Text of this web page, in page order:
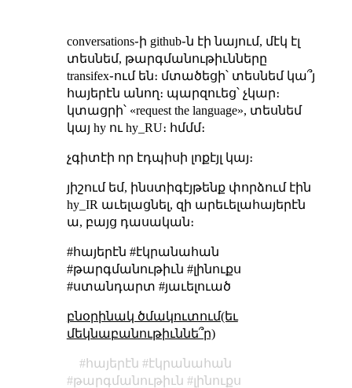
conversations֊ի github֊ն էի նայում, մէկ էլ
տեսնեմ, թարգմանութիւնները
transifex֊ում են։ մտածեցի՝ տեսնեմ կա՞յ
հայերէն անող։ պարզուեց՝ չկար։
կտացրի՝ «request the language», տեսնեմ
կայ hy ու hy_RU։ հմմմ։
չգիտէի որ էդպիսի լոքէյլ կայ։
յիշում եմ, ինստիգէյթենք փորձում էին
hy_IR աւելացնել, զի արեւելահայերէն
ա, բայց դասական։
#հայերէն #էկրանահան
#թարգմանութիւն #լինուքս
#ստանդարտ #յաւելուած
բնօրինակ ծմակուտում(եւ
մեկնաբանութիւննե՞ր)
հայերէն
էկրանահան
թարգմանութիւն
լինուքս